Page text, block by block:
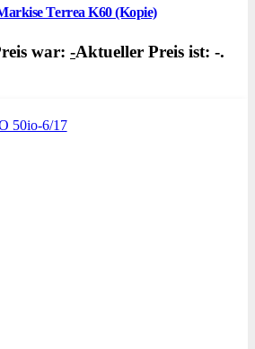
Terrea K60 (Kopie)
war: -Aktueller Preis ist: -.